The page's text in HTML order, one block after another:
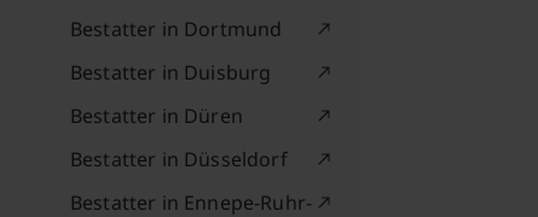
Bestatter in Dortmund
Bestatter in Duisburg
Bestatter in Düren
Bestatter in Düsseldorf
Bestatter in Ennepe-Ruhr-